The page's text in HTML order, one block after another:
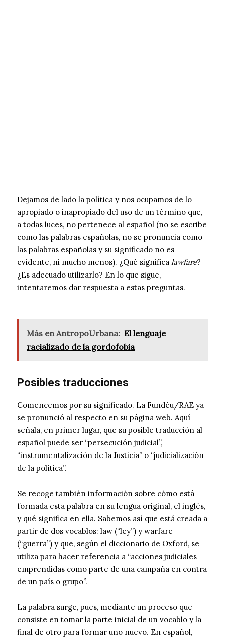
Dejamos de lado la política y nos ocupamos de lo
apropiado o inapropiado del uso de un término que,
a todas luces, no pertenece al español (no se escribe
como las palabras españolas, no se pronuncia como
las palabras españolas y su significado no es
evidente, ni mucho menos). ¿Qué significa lawfare?
¿Es adecuado utilizarlo? En lo que sigue,
intentaremos dar respuesta a estas preguntas.
Más en AntropoUrbana: El lenguaje
racializado de la gordofobia
Posibles traducciones
Comencemos por su significado. La Fundéu/RAE ya
se pronunció al respecto en su página web. Aquí
señala, en primer lugar, que su posible traducción al
español puede ser “persecución judicial”,
“instrumentalización de la Justicia” o “judicialización
de la política”.
Se recoge también información sobre cómo está
formada esta palabra en su lengua original, el inglés,
y qué significa en ella. Sabemos así que está creada a
partir de dos vocablos: law (“ley”) y warfare
(“guerra”) y que, según el diccionario de Oxford, se
utiliza para hacer referencia a “acciones judiciales
emprendidas como parte de una campaña en contra
de un país o grupo”.
La palabra surge, pues, mediante un proceso que
consiste en tomar la parte inicial de un vocablo y la
final de otro para formar uno nuevo. En español,